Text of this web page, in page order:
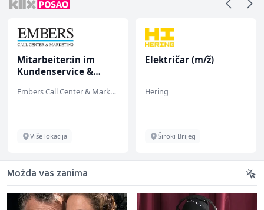
Mitarbeiter:in im
Kundenservice &
Embers Call Center & Marketing
Više lokacija
Električar (m/ž)
Hering
Široki Brijeg
Možda vas zanima